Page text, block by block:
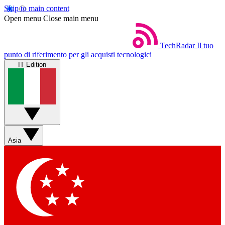
Skip to main content
Open menu Close main menu
TechRadar Il tuo
punto di riferimento per gli acquisti tecnologici
IT Edition
Asia